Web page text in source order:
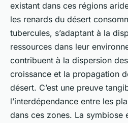
existant dans ces régions
les renards du désert
tubercules, s’adaptant à la
ressources dans leur
contribuent à la dispersion
croissance et la propagation
désert. C’est une preuve
l’interdépendance entre les
dans ces zones. La symbiose